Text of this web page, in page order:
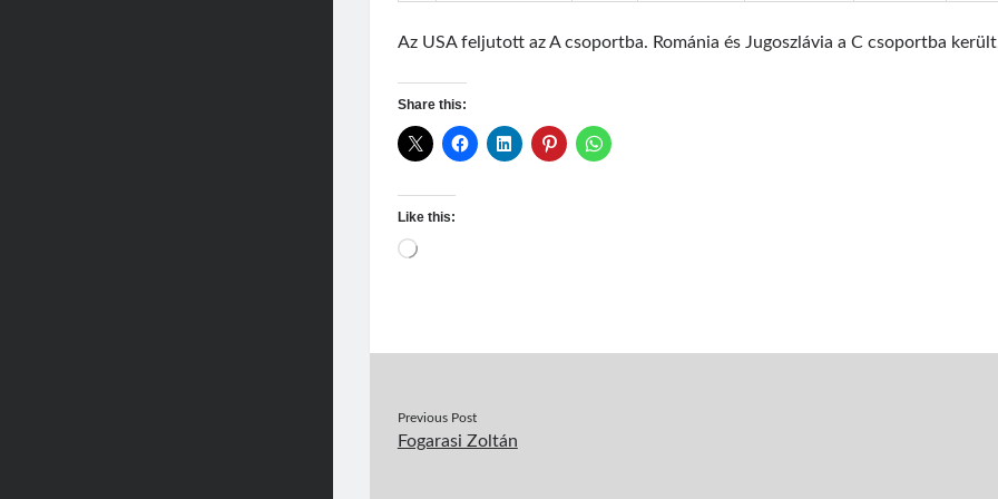
Az USA feljutott az A csoportba. Románia és Jugoszlávia a C csoportba
Share this:
Like this:
Loading…
Previous Post
Fogarasi Zoltán